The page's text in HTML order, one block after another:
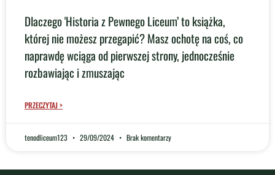
Dlaczego 'Historia z Pewnego Liceum’ to książka,
której nie możesz przegapić? Masz ochotę na coś, co
naprawdę wciąga od pierwszej strony, jednocześnie
rozbawiając i zmuszając
PRZECZYTAJ >
tenodliceum123 29/09/2024 Brak komentarzy